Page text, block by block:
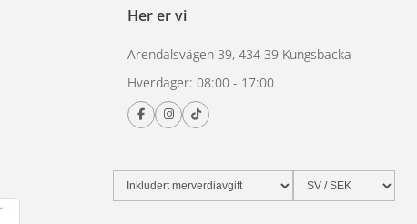
Her er vi
Arendalsvägen 39, 434 39 Kungsbacka
Hverdager: 08:00 - 17:00